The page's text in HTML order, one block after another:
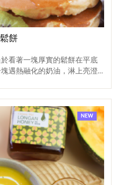
熱5分鐘後，再把雞小腿送入
雞小腿的烤盤，把雞小腿翻
鐘。【步驟三】要 色。香。
烤箱取出雞小腿，在小雞腿上
鐘，再翻面烤6分鐘。聽著
，聞著香味，口水都快流出
，就準備開動啦！烤好的小
餅
看著一塊厚實的鬆餅在平底
遇熱融化的奶油，淋上亮澄
日正米鬆餅粉」來場超簡單
最棒的是，黃金比例都幫你
水、食用油。沒錯，就是這
白也能秒變明星主廚！今日
，邊緣完美、厚度均勻的圓形
們開始吧！材料奶油蜂蜜米
水：112cc③ 食用油：
NEW
更多